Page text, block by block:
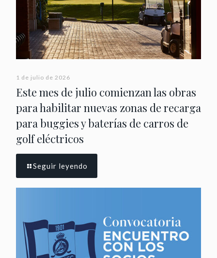
1 de julio de 2026
Este mes de julio comienzan las obras
para habilitar nuevas zonas de recarga
para buggies y baterías de carros de
golf eléctricos
Seguir leyendo